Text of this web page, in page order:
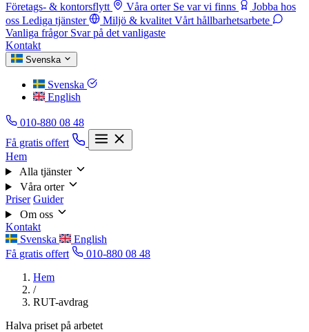
Företags- & kontorsflytt
Våra orter Se var vi finns
Jobba hos
oss Lediga tjänster Miljö & kvalitet Vårt hållbarhetsarbete
Vanliga frågor Svar på det vanligaste
Kontakt
Svenska
Svenska
English
010-880 08 48
Få gratis offert
Hem
Alla tjänster
Våra orter
Priser Guider
Om oss
Kontakt
Svenska
English
Få gratis offert
010-880 08 48
Hem
/
RUT-avdrag
Halva priset på arbetet